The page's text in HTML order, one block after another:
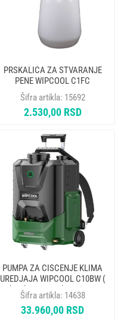
PRSKALICA ZA STVARANJE
PENE WIPCOOL C1FC
Šifra artikla: 15692
2.530,00 RSD
PUMPA ZA CISCENJE KLIMA
UREDJAJA WIPCOOL C10BW (
bez baterije i adaptera za
bateriju)
Šifra artikla: 14638
33.960,00 RSD